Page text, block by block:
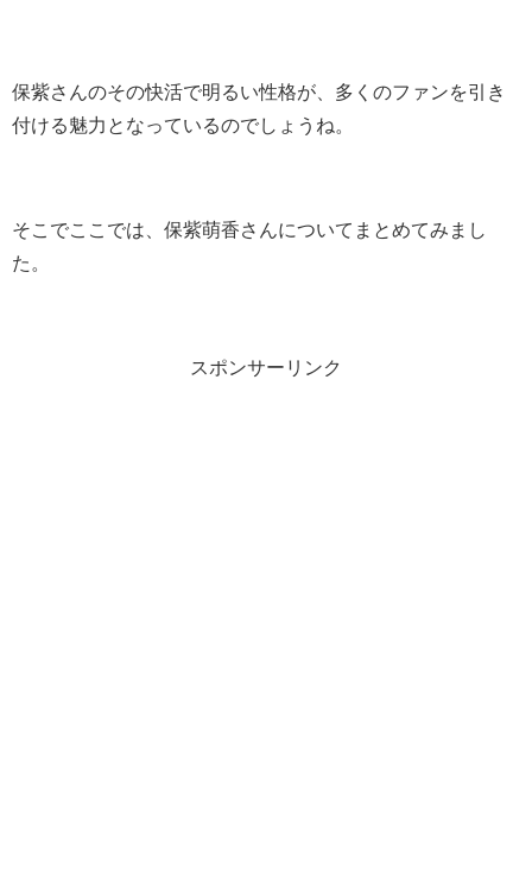
保紫さんのその快活で明るい性格が、多くのファンを引き
付ける魅力となっているのでしょうね。
そこでここでは、保紫萌香さんについてまとめてみまし
た。
スポンサーリンク